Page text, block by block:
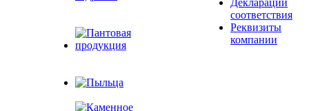
Декларации
соответствия
Реквизиты
компании